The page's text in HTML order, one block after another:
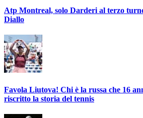
Atp Montreal, solo Darderi al terzo
Diallo
Favola Liutova! Chi è la russa che 16
riscritto la storia del tennis